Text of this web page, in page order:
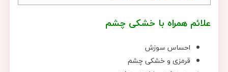
علائم همراه با خشکی چشم
احساس سوزش
قرمزی و خشکی چشم